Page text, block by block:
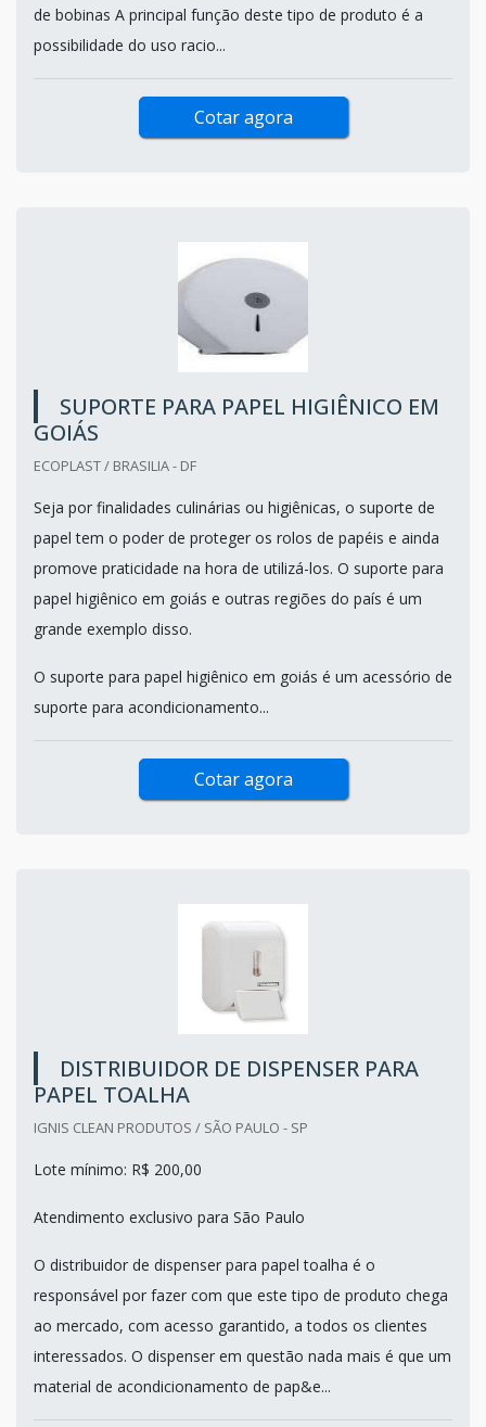
de bobinas A principal função deste tipo de produto é a
possibilidade do uso racio...
Cotar agora
SUPORTE PARA PAPEL HIGIÊNICO EM
GOIÁS
ECOPLAST / BRASILIA - DF
Seja por finalidades culinárias ou higiênicas, o suporte de
papel tem o poder de proteger os rolos de papéis e ainda
promove praticidade na hora de utilizá-los. O suporte para
papel higiênico em goiás e outras regiões do país é um
grande exemplo disso.
O suporte para papel higiênico em goiás é um acessório de
suporte para acondicionamento...
Cotar agora
DISTRIBUIDOR DE DISPENSER PARA
PAPEL TOALHA
IGNIS CLEAN PRODUTOS / SÃO PAULO - SP
Lote mínimo: R$ 200,00
Atendimento exclusivo para São Paulo
O distribuidor de dispenser para papel toalha é o
responsável por fazer com que este tipo de produto chega
ao mercado, com acesso garantido, a todos os clientes
interessados. O dispenser em questão nada mais é que um
material de acondicionamento de pap&e...